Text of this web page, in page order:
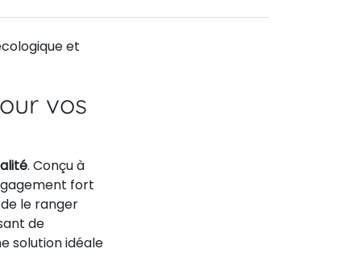
et
vos
. Conçu à
fort
le ranger
de
solution idéale